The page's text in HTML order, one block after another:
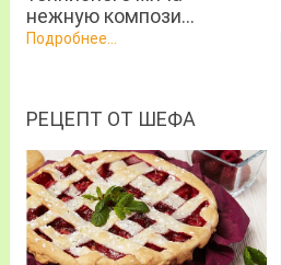
нежную компози...
Подробнее...
РЕЦЕПТ ОТ ШЕФА